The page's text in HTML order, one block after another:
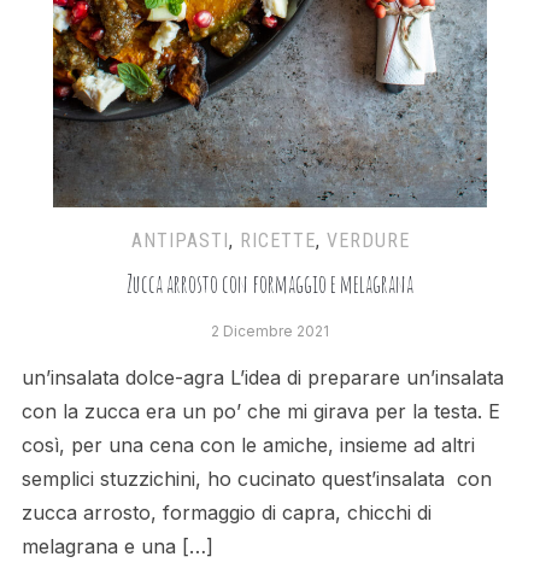
ANTIPASTI, RICETTE, VERDURE
Zucca arrosto con formaggio e melagrana
2 Dicembre 2021
un’insalata dolce-agra L’idea di preparare un’insalata
con la zucca era un po’ che mi girava per la testa. E
così, per una cena con le amiche, insieme ad altri
semplici stuzzichini, ho cucinato quest’insalata con
zucca arrosto, formaggio di capra, chicchi di
melagrana e una […]